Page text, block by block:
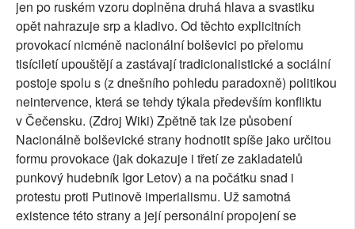
jen po ruském vzoru doplněna druhá hlava a svastiku
opět nahrazuje srp a kladivo. Od těchto explicitních
provokací nicméně nacionální bolševici po přelomu
tisíciletí upouštějí a zastávají tradicionalistické a sociální
postoje spolu s (z dnešního pohledu paradoxně) politikou
neintervence, která se tehdy týkala především konfliktu
v Čečensku. (Zdroj Wiki) Zpětně tak lze působení
Nacionálně bolševické strany hodnotit spíše jako určitou
formu provokace (jak dokazuje i třetí ze zakladatelů
punkový hudebník Igor Letov) a na počátku snad i
protestu proti Putinově imperialismu. Už samotná
existence této strany a její personální propojení se